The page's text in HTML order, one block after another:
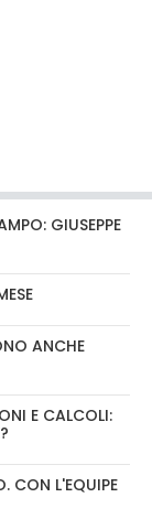
GIUSEPPE
ANCHE
E CALCOLI:
CON L'EQUIPE